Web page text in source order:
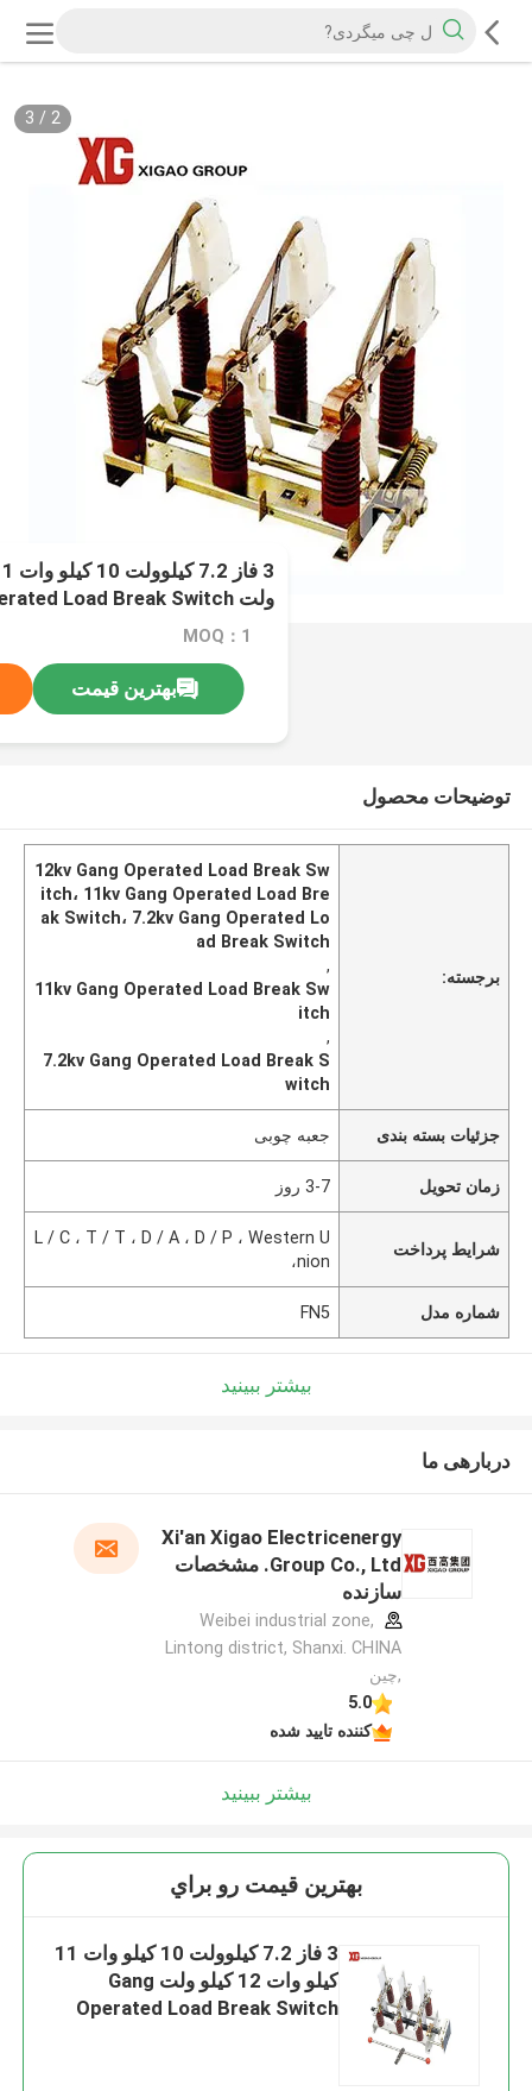
2
/
3
ولت Gang Operated Load Break Switch
MOQ：1
بهترین قیمت
توضیحات محصول
برجسته:
12kv Gang Operated Load Break Sw
itch، 11kv Gang Operated Load Bre
ak Switch، 7.2kv Gang Operated Lo
ad Break Switch
,
11kv Gang Operated Load Break Sw
itch
,
7.2kv Gang Operated Load Break S
witch
جزئیات بسته بندی جعبه چوبی
زمان تحویل 3-7 روز
شرایط پرداخت
L / C ، T / T ، D / A ، D / P ، Western U
nion،
شماره مدل FN5
بیشتر ببینید
دربارهی ما
Xi'an Xigao Electricenergy
Group Co., Ltd. مشخصات
سازنده
Weibei industrial zone,
Lintong district, Shanxi. CHINA
,چین
5.0
کننده تایید شده
بیشتر ببینید
بهترين قيمت رو براي
3 فاز 7.2 کیلوولت 10 کیلو وات 11
کیلو وات 12 کیلو ولت Gang
Operated Load Break Switch